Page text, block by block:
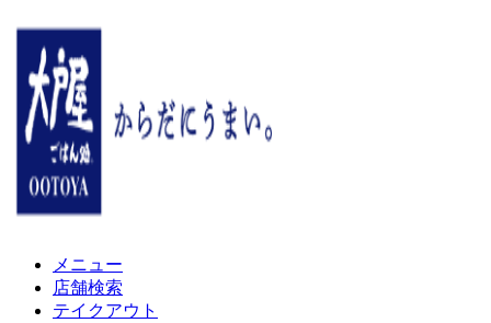
メニュー
店舗検索
テイクアウト